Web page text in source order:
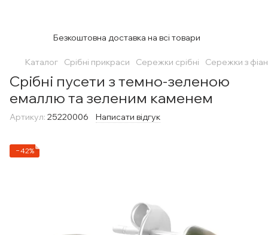
Безкоштовна доставка на всі товари
Каталог Срібні прикраси Сережки срібні Сережки з
Срібні пусети з темно-зеленою
емаллю та зеленим каменем
Артикул: 25220006 Написати відгук
−42%